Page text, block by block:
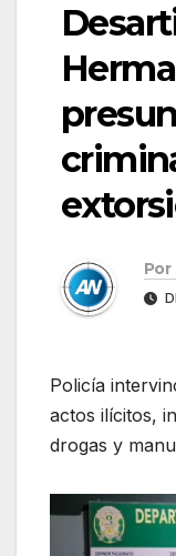
Por
Policía
actos ilícitos,
drogas y